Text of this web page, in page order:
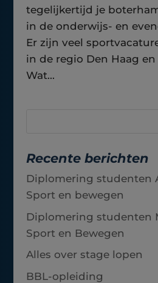
tegelijkertijd je
in de onderwijs- en
Er zijn veel
in de regio Den Haag
Wat...
Recente berichten
Diplomering studenten
Sport en bewegen
Diplomering studenten
Sport en Bewegen
Alles over stage lopen
BBL-opleiding